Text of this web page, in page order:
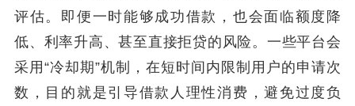
评估。即便一时能够成功借款，也会面临额度降
低、利率升高、甚至直接拒贷的风险。一些平台会
采用“冷却期”机制，在短时间内限制用户的申请次
数，目的就是引导借款人理性消费，避免过度负